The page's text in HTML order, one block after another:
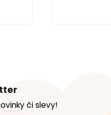
či slevy!